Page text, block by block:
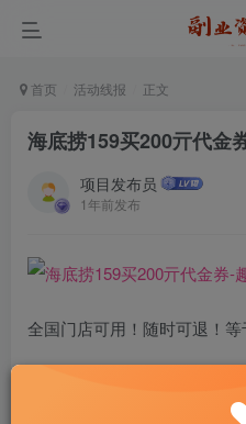
首页 活动线报 正文
海底捞159买200亓代金
项目发布员
1年前发布
全国门店可用！随时可退！